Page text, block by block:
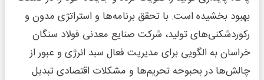
بهبود بخشیده است. با تحقق برنامه‌ها و استراتژی مدون و
رکوردشکنی‌های تولید، شرکت صنایع معدنی فولاد سنگان
خراسان به الگویی برای مدیریت فعال سبد انرژی و عبور از
چالش‌ها در بحبوحه تحریم‌ها و مشکلات اقتصادی تبدیل